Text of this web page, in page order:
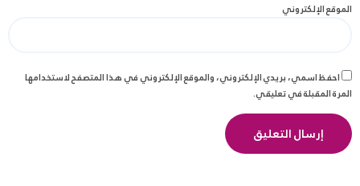
الموقع الإلكتروني
احفظ اسمي، بريدي الإلكتروني، والموقع الإلكتروني في هذا المتصفح لاستخدامها
المرة المقبلة في تعليقي.